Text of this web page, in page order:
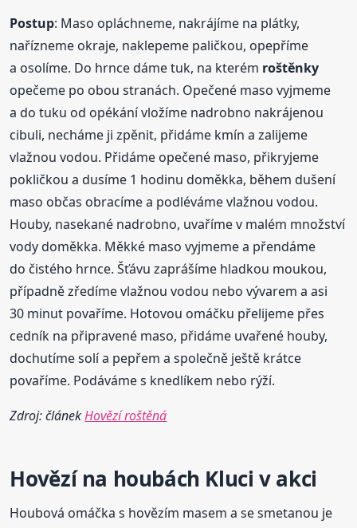
Postup: Maso opláchneme, nakrájíme na plátky,
nařízneme okraje, naklepeme paličkou, opepříme
a osolíme. Do hrnce dáme tuk, na kterém roštěnky
opečeme po obou stranách. Opečené maso vyjmeme
a do tuku od opékání vložíme nadrobno nakrájenou
cibuli, necháme ji zpěnit, přidáme kmín a zalijeme
vlažnou vodou. Přidáme opečené maso, přikryjeme
pokličkou a dusíme 1 hodinu doměkka, během dušení
maso občas obracíme a podléváme vlažnou vodou.
Houby, nasekané nadrobno, uvaříme v malém množství
vody doměkka. Měkké maso vyjmeme a přendáme
do čistého hrnce. Šťávu zaprášíme hladkou moukou,
případně zředíme vlažnou vodou nebo vývarem a asi
30 minut povaříme. Hotovou omáčku přelijeme přes
cedník na připravené maso, přidáme uvařené houby,
dochutíme solí a pepřem a společně ještě krátce
povaříme. Podáváme s knedlíkem nebo rýží.
Zdroj: článekHovězí roštěná
Hovězí na houbách Kluci v akci
Houbová omáčka s hovězím masem a se smetanou je